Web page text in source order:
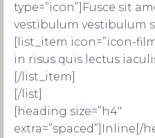
type=”icon”]Fusce sit
vestibulum vestibulum
[list_item icon=”icon-
in risus quis lectus
[/list_item]
[/list]
[heading size=”h4″
extra=”spaced”]Inline[/